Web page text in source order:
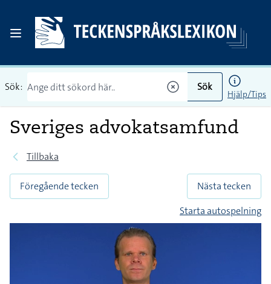
Sök: Sök
Hjälp/Tips
Sveriges advokatsamfund
Tillbaka
Föregående tecken
Nästa tecken
Starta autospelning